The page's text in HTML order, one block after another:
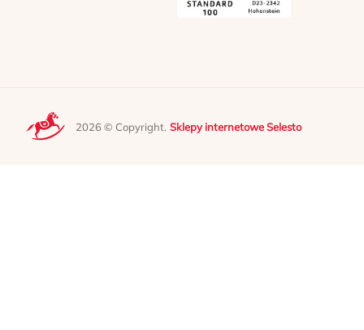
2026 © Copyright. Sklepy internetowe Selesto